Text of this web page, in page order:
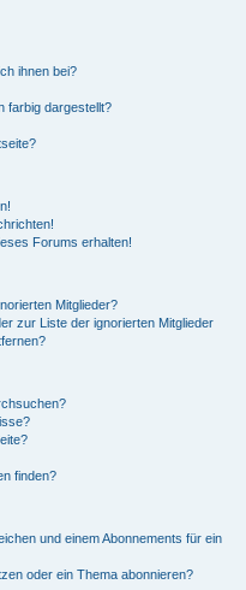
ihnen bei?
farbig dargestellt?
Forums erhalten!
Mitglieder?
zur Liste der ignorierten Mitglieder
finden?
und einem Abonnements für ein
oder ein Thema abonnieren?